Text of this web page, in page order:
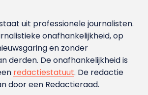
uit professionele journalisten.
onafhankelijkheid, op
en zonder
derden. De onafhankelijkheid is
redactiestatuut. De redactie
door een Redactieraad.